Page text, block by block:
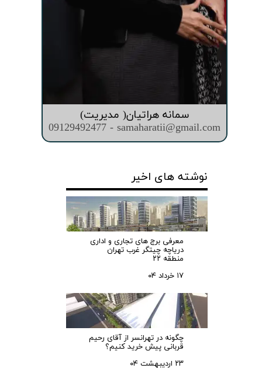
سمانه هراتیان( مدیریت)
09129492477 - samaharatii@gmail.com
نوشته های اخیر
معرفی برج های تجاری و اداری
دریاچه چیتگر غرب تهران
منطقه ۲۲
۱۷ خرداد ۰۴
چگونه در تهرانسر از آقای رحیم
قربانی پیش خرید کنیم؟
۲۳ اردیبهشت ۰۴